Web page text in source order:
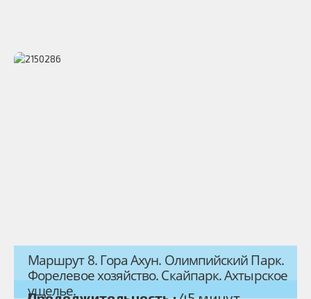
Маршрут 8. Гора Ахун. Олимпийский Парк.
Форелевое хозяйство. Скайпарк. Ахтырское
ущелье.